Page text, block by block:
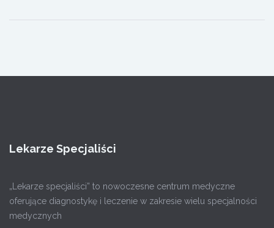
Lekarze Specjaliści
„Lekarze specjaliści” to nowoczesne centrum medyczne
oferujące diagnostykę i leczenie w zakresie wielu specjalności
medycznych